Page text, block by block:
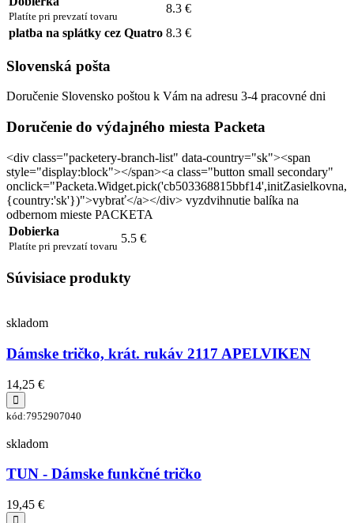
Platíte pri prevzatí tovaru
8.3 €
platba na splátky cez Quatro 8.3 €
Slovenská pošta
Doručenie Slovensko poštou k Vám na adresu 3-4 pracovné dni
Doručenie do výdajného miesta Packeta
<div class="packetery-branch-list" data-country="sk"><span
style="display:block"></span><a class="button small secondary"
onclick="Packeta.Widget.pick('cb503368815bbf14',initZasielkovna,
{country:'sk'})">vybrať</a></div> vyzdvihnutie balíka na
odbernom mieste PACKETA
Dobierka
Platíte pri prevzatí tovaru
5.5 €
Súvisiace produkty
skladom
Dámske tričko, krát. rukáv 2117 APELVIKEN
14,25 €
kód:7952907040
skladom
TUN - Dámske funkčné tričko
19,45 €